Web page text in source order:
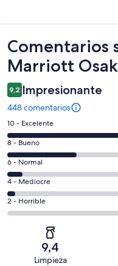
Comentarios
Comentarios
Marriott
9,2 Impresionante
448 comentarios
287
comentarios
de
un
total
de
448
con
puntuación
10 - Excelente
119
comentarios
de
un
total
de
puntuación
8 - Bueno
27
comentarios
de
un
total
6 - Normal
13
comentarios
de
4 - Mediocre
2
comentarios
2 - Horrible
9,4
Limpieza